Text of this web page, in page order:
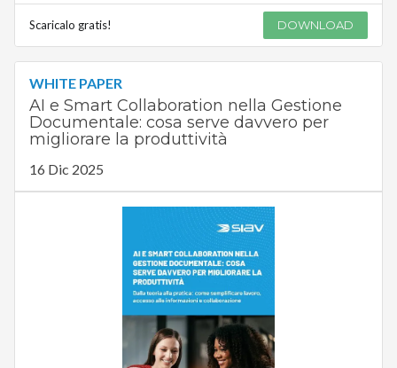
Scaricalo gratis! DOWNLOAD
WHITE PAPER
AI e Smart Collaboration nella Gestione
Documentale: cosa serve davvero per
migliorare la produttività
16 Dic 2025